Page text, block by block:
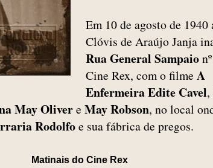
Em 10 de agosto de 1940
Clóvis de Araújo Janja
Rua General Sampaio
Cine Rex, com o filme A
Enfermeira Edite Cavel,
May Olivere May Robson, no local
Rodolfoe sua fábrica de pregos.
Matinais do Cine Rex